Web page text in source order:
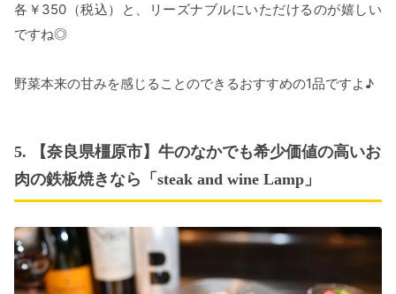
各￥350（税込）と、リーズナブルにいただけるのが嬉しい
ですね◎
野菜本来の甘みを感じることのできるおすすめの1品ですよ♪
5. 【奈良県橿原市】牛のなかでも希少価値の高いお
肉の鉄板焼きなら「steak and wine Lamp」